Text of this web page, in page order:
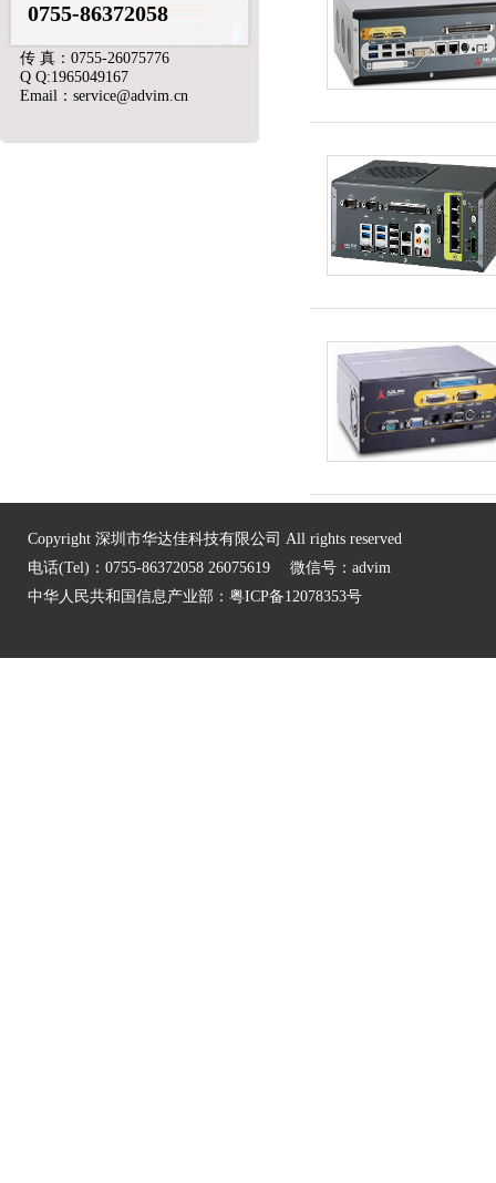
0755-86372058
传 真：0755-26075776
Q Q:1965049167
Email：service@advim.cn
Copyright 深圳市华达佳科技有限公司 All rights reserved
电话(Tel)：0755-86372058 26075619 微信号：advim
中华人民共和国信息产业部： 粤ICP备12078353号